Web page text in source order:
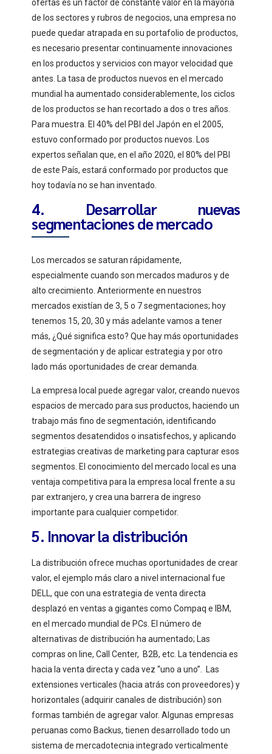
ofertas es un factor de constante valor en la mayoría
de los sectores y rubros de negocios, una empresa no
puede quedar atrapada en su portafolio de productos,
es necesario presentar continuamente innovaciones
en los productos y servicios con mayor velocidad que
antes. La tasa de productos nuevos en el mercado
mundial ha aumentado considerablemente, los ciclos
de los productos se han recortado a dos o tres años.
Para muestra. El 40% del PBI del Japón en el 2005,
estuvo conformado por productos nuevos. Los
expertos señalan que, en el año 2020, el 80% del PBI
de este País, estará conformado por productos que
hoy todavía no se han inventado.
4. Desarrollar nuevas
segmentaciones de mercado
Los mercados se saturan rápidamente,
especialmente cuando son mercados maduros y de
alto crecimiento. Anteriormente en nuestros
mercados existían de 3, 5 o 7 segmentaciones; hoy
tenemos 15, 20, 30 y más adelante vamos a tener
más, ¿Qué significa esto? Que hay más oportunidades
de segmentación y de aplicar estrategia y por otro
lado más oportunidades de crear demanda.
La empresa local puede agregar valor, creando nuevos
espacios de mercado para sus productos, haciendo un
trabajo más fino de segmentación, identificando
segmentos desatendidos o insatisfechos, y aplicando
estrategias creativas de marketing para capturar esos
segmentos. El conocimiento del mercado local es una
ventaja competitiva para la empresa local frente a su
par extranjero, y crea una barrera de ingreso
importante para cualquier competidor.
5. Innovar la distribución
La distribución ofrece muchas oportunidades de crear
valor, el ejemplo más claro a nivel internacional fue
DELL, que con una estrategia de venta directa
desplazó en ventas a gigantes como Compaq e IBM,
en el mercado mundial de PCs. El número de
alternativas de distribución ha aumentado; Las
compras on line, Call Center, B2B, etc. La tendencia es
hacia la venta directa y cada vez “uno a uno”. Las
extensiones verticales (hacia atrás con proveedores) y
horizontales (adquirir canales de distribución) son
formas también de agregar valor. Algunas empresas
peruanas como Backus, tienen desarrollado todo un
sistema de mercadotecnia integrado verticalmente